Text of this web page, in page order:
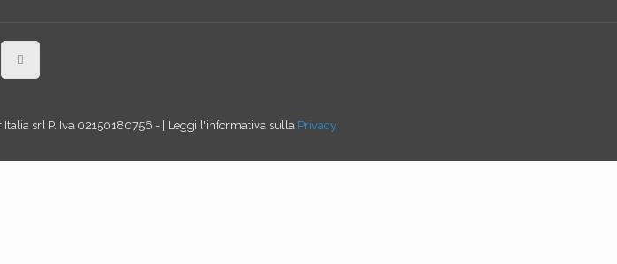
srl P. Iva 02150180756 - | Leggi l'informativa sulla Privacy